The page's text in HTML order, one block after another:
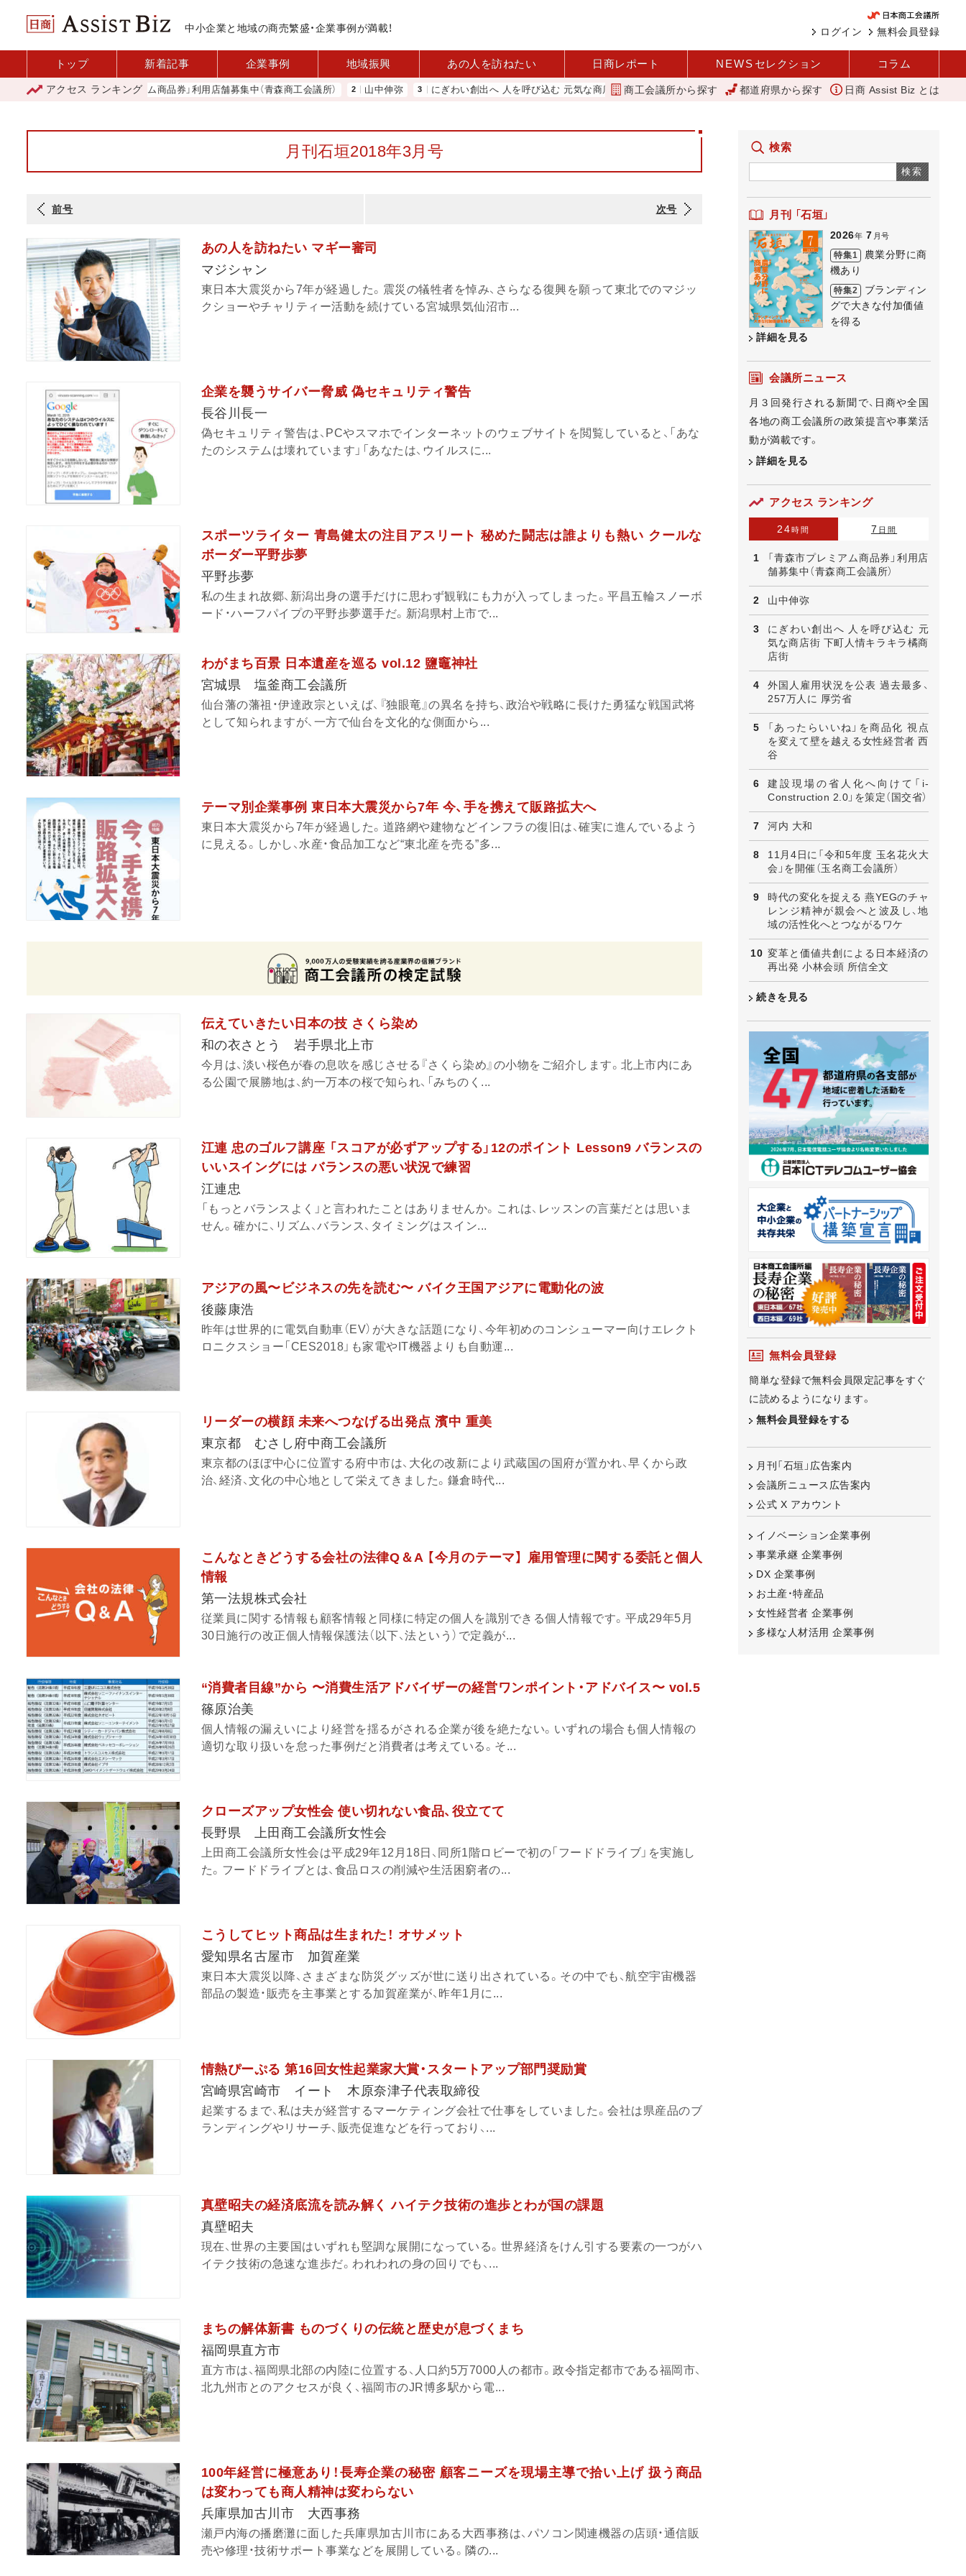
中小企業と地域の商売繁盛・企業事例が満載！ 無料会員登録
ログイン
トップ 新着記事 企業事例 地域振興 あの人を訪ねたい 日商レポート NEWS セレクション コラム
アクセス ランキング
「青森市プレミアム商品券」利用店舗募集中（青森商工会議所） 山中伸弥 にぎわい創出へ 人を呼び込む 元気な商店街 下町人情キラキラ橘商店街 外国人雇用状況を公表 過去最多、257万人に 厚労省
商工会議所から探す 都道府県から探す 日商 Assist Biz とは
月刊石垣2018年3月号
前号 次号
あの人を訪ねたい マギー審司
マジシャン
東日本大震災から7年が経過した。震災の犠牲者を悼み、さらなる復興を願って東北でのマジッ
クショーやチャリティー活動を続けている宮城県気仙沼市...
企業を襲うサイバー脅威 偽セキュリティ警告
長谷川長一
偽セキュリティ警告は、PCやスマホでインターネットのウェブサイトを閲覧していると、「あな
たのシステムは壊れています」「あなたは、ウイルスに...
スポーツライター 青島健太の注目アスリート 秘めた闘志は誰よりも熱い クールな
ボーダー平野歩夢
平野歩夢
私の生まれ故郷、新潟出身の選手だけに思わず観戦にも力が入ってしまった。平昌五輪スノーボ
ード・ハーフパイプの平野歩夢選手だ。新潟県村上市で...
わがまち百景 日本遺産を巡る vol.12 鹽竈神社
宮城県 塩釜商工会議所
仙台藩の藩祖・伊達政宗といえば、『独眼竜』の異名を持ち、政治や戦略に長けた勇猛な戦国武将
として知られますが、一方で仙台を文化的な側面から...
テーマ別企業事例 東日本大震災から7年 今、手を携えて販路拡大へ
東日本大震災から7年が経過した。道路網や建物などインフラの復旧は、確実に進んでいるよう
に見える。しかし、水産・食品加工など“東北産を売る”多...
伝えていきたい日本の技 さくら染め
和の衣さとう 岩手県北上市
今月は、淡い桜色が春の息吹を感じさせる『さくら染め』の小物をご紹介します。北上市内にあ
る公園で展勝地は、約一万本の桜で知られ、「みちのく...
江連 忠のゴルフ講座 「スコアが必ずアップする」12のポイント Lesson9 バランスの
いいスイングには バランスの悪い状況で練習
江連忠
「もっとバランスよく」と言われたことはありませんか。これは、レッスンの言葉だとは思いま
せん。確かに、リズム、バランス、タイミングはスイン...
アジアの風〜ビジネスの先を読む〜 バイク王国アジアに電動化の波
後藤康浩
昨年は世界的に電気自動車（EV）が大きな話題になり、今年初めのコンシューマー向けエレクト
ロニクスショー「CES2018」も家電やIT機器よりも自動運...
リーダーの横顔 未来へつなげる出発点 濱中 重美
東京都 むさし府中商工会議所
東京都のほぼ中心に位置する府中市は、大化の改新により武蔵国の国府が置かれ、早くから政
治、経済、文化の中心地として栄えてきました。鎌倉時代...
こんなときどうする会社の法律Q＆A 【今月のテーマ】 雇用管理に関する委託と個人
情報
第一法規株式会社
従業員に関する情報も顧客情報と同様に特定の個人を識別できる個人情報です。平成29年5月
30日施行の改正個人情報保護法（以下、法という）で定義が...
“消費者目線”から 〜消費生活アドバイザーの経営ワンポイント・アドバイス〜 vol.5
篠原治美
個人情報の漏えいにより経営を揺るがされる企業が後を絶たない。いずれの場合も個人情報の
適切な取り扱いを怠った事例だと消費者は考えている。そ...
クローズアップ女性会 使い切れない食品、役立てて
長野県 上田商工会議所女性会
上田商工会議所女性会は平成29年12月18日、同所1階ロビーで初の「フードドライブ」を実施し
た。フードドライブとは、食品ロスの削減や生活困窮者の...
こうしてヒット商品は生まれた！ オサメット
愛知県名古屋市 加賀産業
東日本大震災以降、さまざまな防災グッズが世に送り出されている。その中でも、航空宇宙機器
部品の製造・販売を主事業とする加賀産業が、昨年1月に...
情熱ぴーぷる 第16回女性起業家大賞・スタートアップ部門奨励賞
宮崎県宮崎市 イート 木原奈津子代表取締役
起業するまで、私は夫が経営するマーケティング会社で仕事をしていました。会社は県産品のブ
ランディングやリサーチ、販売促進などを行っており、...
真壁昭夫の経済底流を読み解く ハイテク技術の進歩とわが国の課題
真壁昭夫
現在、世界の主要国はいずれも堅調な展開になっている。世界経済をけん引する要素の一つがハ
イテク技術の急速な進歩だ。われわれの身の回りでも、...
まちの解体新書 ものづくりの伝統と歴史が息づくまち
福岡県直方市
直方市は、福岡県北部の内陸に位置する、人口約5万7000人の都市。政令指定都市である福岡市、
北九州市とのアクセスが良く、福岡市のJR博多駅から電...
100年経営に極意あり！長寿企業の秘密 顧客ニーズを現場主導で拾い上げ 扱う商品
は変わっても商人精神は変わらない
兵庫県加古川市 大西事務
瀬戸内海の播磨灘に面した兵庫県加古川市にある大西事務は、パソコン関連機器の店頭・通信販
売や修理・技術サポート事業などを展開している。隣の...
検索
検索
月刊 「石垣」
2026年 7 月号
特集1
農業分野に商
機あり
特集2
ブランディン
グで大きな付加価値
を得る
詳細を見る
会議所ニュース
月３回発行される新聞で、日商や全国
各地の商工会議所の政策提言や事業活
動が満載です。
詳細を見る
アクセス ランキング
24時間 7 日間
「青森市プレミアム商品券」利用店
舗募集中（青森商工会議所）
山中伸弥
にぎわい創出へ 人を呼び込む 元
気な商店街 下町人情キラキラ橘商
店街
外国人雇用状況を公表 過去最多、
257万人に 厚労省
「あったらいいね」を商品化 視点
を変えて壁を越える女性経営者 西
谷
建設現場の省人化へ向けて「i-
Construction 2.0」を策定（国交省）
河内 大和
11月4日に「令和5年度 玉名花火大
会」を開催（玉名商工会議所）
時代の変化を捉える 燕YEGのチャ
レンジ精神が親会へと波及し、地
域の活性化へとつながるワケ
変革と価値共創による日本経済の
再出発 小林会頭 所信全文
続きを見る
無料会員登録
簡単な登録で無料会員限定記事をすぐ
に読めるようになります。
無料会員登録をする
月刊「石垣」広告案内
会議所ニュース広告案内
公式 X アカウント
イノベーション企業事例
事業承継 企業事例
DX 企業事例
お土産・特産品
女性経営者 企業事例
多様な人材活用 企業事例